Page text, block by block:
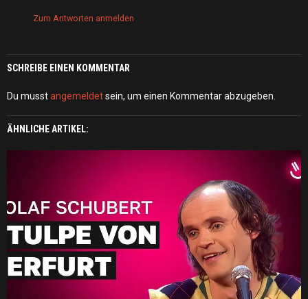
Zum Antworten anmelden
SCHREIBE EINEN KOMMENTAR
Du musstangemeldetsein, um einen Kommentar abzugeben.
ÄHNLICHE ARTIKEL: